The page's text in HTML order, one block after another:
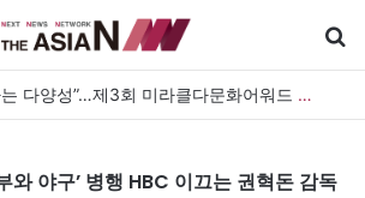
“차이가 창조하는 다양성”…제3회 미라클다문화어워드 시상식
와 야구’ 병행 HBC 이끄는 권혁돈 감독